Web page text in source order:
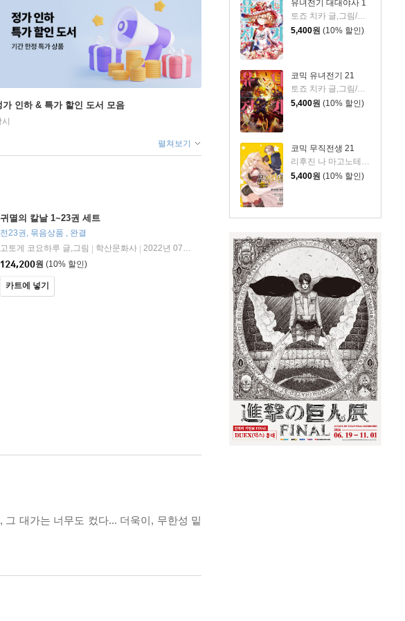
유녀전기 대대야사 1
5,400원 (10% 할인)
코믹 유녀전기 21
5,400원 (10% 할인)
코믹 무직전생 21
5,400원 (10% 할인)
가 인하 & 특가 할인 도서 모음
펼쳐보기
귀멸의 칼날 1~23권 세트
전23권, 묶음상품 , 완결
고토게 코요하루 글,그림
학산문화사
2022년 07월 05일
124,200원 (10% 할인)
카트에 넣기
대가는 너무도 컸다... 더욱이, 무한성 밑